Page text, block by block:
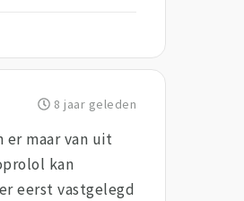
8 jaar geleden
er maar van uit
kan
eerst vastgelegd